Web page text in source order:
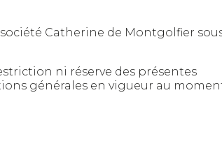
Catherine de Montgolfier
ni réserve des présentes
générales en vigueur au